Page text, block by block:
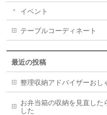
イベント
テーブルコーディネート
最近の投稿
整理収納アドバイザーおし
お弁当箱の収納を見直した
した